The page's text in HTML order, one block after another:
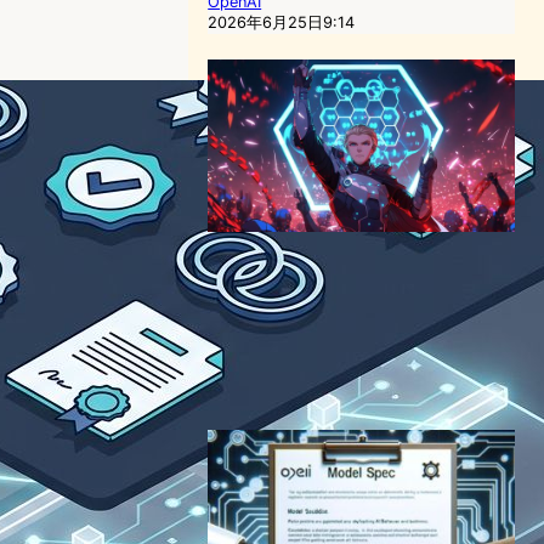
2026年6月25日9:14
Linux
Foundation「Akrites」発
足、AIが脆弱性を数分で見つ
ける時代に19社が結束
サイバーセキュリティニュース
2026年6月29日7:23